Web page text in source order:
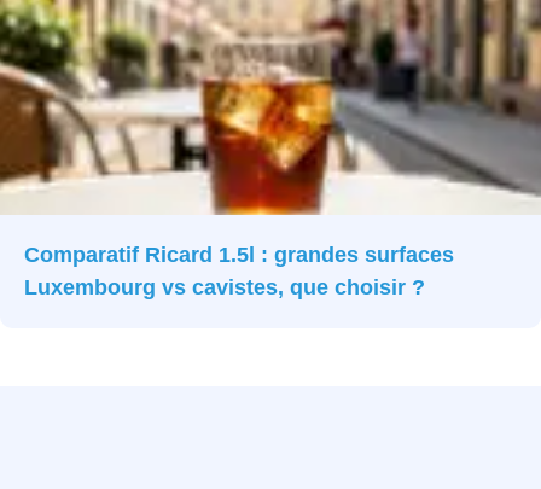
Comparatif Ricard 1.5l : grandes surfaces
Luxembourg vs cavistes, que choisir ?